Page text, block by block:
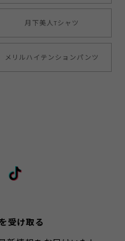
月下美人Tシャツ
メリルハイテンションパンツ
受け取る